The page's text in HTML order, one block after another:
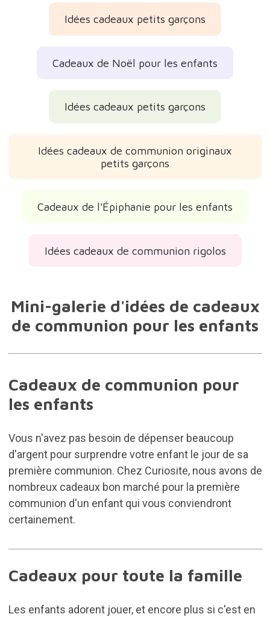
Idées cadeaux petits garçons
Cadeaux de Noël pour les enfants
Idées cadeaux petits garçons
Idées cadeaux de communion originaux
petits garçons
Cadeaux de l'Épiphanie pour les enfants
Idées cadeaux de communion rigolos
Mini-galerie d'idées de cadeaux
de communion pour les enfants
Cadeaux de communion pour
les enfants
Vous n'avez pas besoin de dépenser beaucoup
d'argent pour surprendre votre enfant le jour de sa
première communion. Chez Curiosite, nous avons de
nombreux cadeaux bon marché pour la première
communion d'un enfant qui vous conviendront
certainement.
Cadeaux pour toute la famille
Les enfants adorent jouer, et encore plus si c'est en